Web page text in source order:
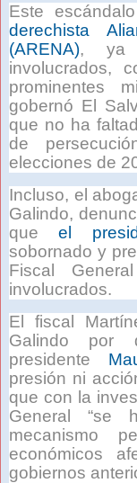
Este
derechista
(ARENA), ya
involucrados,
prominentes
gobernó El
que no ha
de
elecciones de
Incluso, el
Galindo,
queel
sobornado y
Fiscal
involucrados.
El fiscal
Galindo por
presidente
presión ni
que con la
General “se
mecanismo
económicos
gobiernos